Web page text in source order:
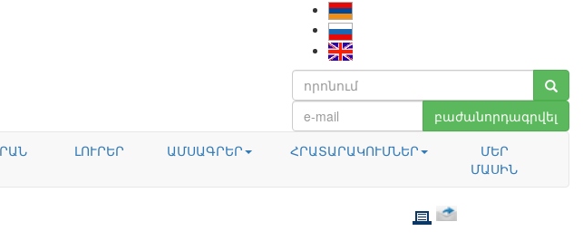
բաժանորդագրվել
ԼՈՒՐԵՐ ԱՄՍԱԳՐԵՐ ՀՐԱՏԱՐԱԿՈՒՄՆԵՐ
ՄԵՐ
ՄԱՍԻՆ